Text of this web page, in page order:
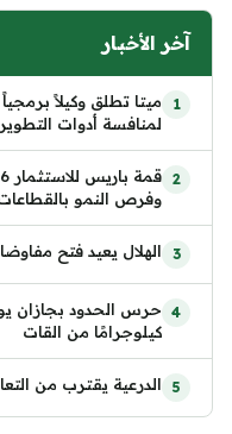
آخر الأخبار
ميتا تطلق وكيلاً
لمنافسة أدوات التطوير
وفرص النمو بالقطاعات
الهلال يعيد فتح
كيلوجرامًا من القات
الدرعية يقترب من